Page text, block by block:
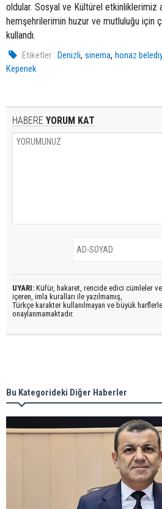
oldular. Sosyal ve Kültürel etkinliklerimiz
hemşehrilerimin huzur ve mutluluğu için
kullandı.
Etiketler : Denizli,sinema,honaz
Kepenek
HABERE YORUM KAT
UYARI: Küfür, hakaret, rencide edici cümleler
içeren, imla kuralları ile yazılmamış,
Türkçe karakter kullanılmayan ve büyük
onaylanmamaktadır.
Bu Kategorideki Diğer Haberler